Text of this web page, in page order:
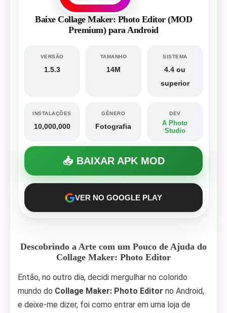
Baixe Collage Maker: Photo Editor (MOD
Premium) para Android
VERSÃO
1.5.3
TAMANHO
14M
SISTEMA
4.4 ou
superior
INSTALAÇÕES
10,000,000
GÊNERO
Fotografia
DEV
A Photo
Studio
📥 BAIXAR APK MOD
VER NO GOOGLE PLAY
Descobrindo a Arte com um Pouco de Ajuda do
Collage Maker: Photo Editor
Então, no outro dia, decidi mergulhar no colorido
mundo do Collage Maker: Photo Editor no Android,
e deixe-me dizer, foi como entrar em uma loja de